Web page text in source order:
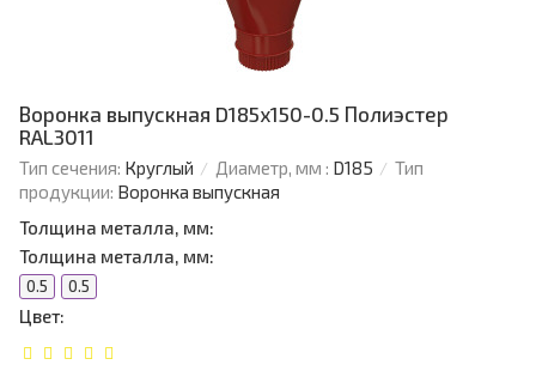
Воронка выпускная D185х150-0.5 Полиэстер
RAL3011
Тип сечения: Круглый Диаметр, мм : D185
Тип
продукции: Воронка выпускная
Толщина металла, мм:
Толщина металла, мм:
0.5 0.5
Цвет: